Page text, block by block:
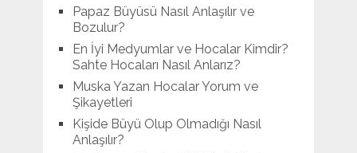
Papaz Büyüsü Nasıl Anlaşılır ve
Bozulur?
En İyi Medyumlar ve Hocalar Kimdir?
Sahte Hocaları Nasıl Anlarız?
Muska Yazan Hocalar Yorum ve
Şikayetleri
Kişide Büyü Olup Olmadığı Nasıl
Anlaşılır?